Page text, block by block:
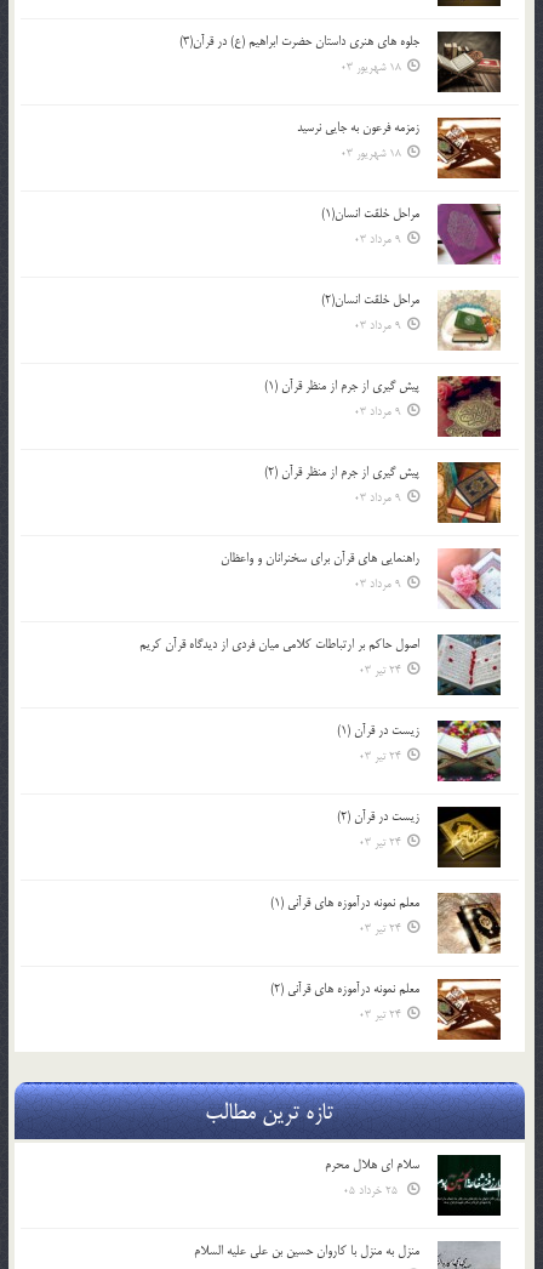
جلوه هاي هنري داستان حضرت ابراهيم (ع) در قرآن(3)
18 شهریور 03
زمزمه فرعون به جايي نرسيد
18 شهریور 03
مراحل خلقت انسان(1)
9 مرداد 03
مراحل خلقت انسان(2)
9 مرداد 03
پيش گيري از جرم از منظر قرآن (1)
9 مرداد 03
پيش گيري از جرم از منظر قرآن (2)
9 مرداد 03
راهنمایی های قرآن برای سخنرانان و واعظان
9 مرداد 03
اصول حاكم بر ارتباطات كلامى ميان فردى از ديدگاه قرآن كريم
24 تیر 03
زیست در قرآن (1)
24 تیر 03
زیست در قرآن (2)
24 تیر 03
معلم نمونه درآموزه هاي قرآني (1)
24 تیر 03
معلم نمونه درآموزه هاي قرآني (2)
24 تیر 03
تازه ترین مطالب
سلام ای هلال محرم
منزل به منزل با کاروان حسین بن علی علیه السلام